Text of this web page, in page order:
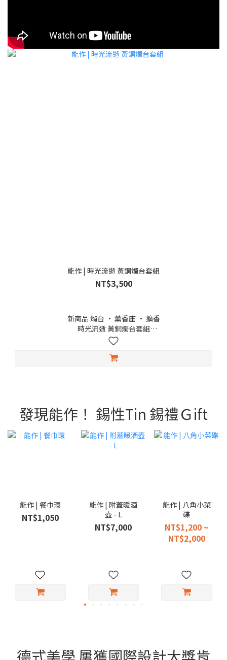
能作 | 時光流逝 黃銅燭台套組
NT$3,500
新商品 燭台 · 薰香座 · 擴香
時光流逝 黃銅燭台套組
這是一款能以聲音傳遞時間流逝的特別燭台套組，隨著蠟燭的慢
燭台部分以富山縣高岡市傳承已久的黃銅鑄造與金屬加工技術打
發現能作！ 錫性Tin 錫禮Ｇift
能作 | 餐巾環
NT$1,050
能作 | 附蓋暖酒
壺 - L
NT$7,000
能作 | 八角小菜
碟
NT$1,200 ~
NT$2,000
德式美學 屢獲國際設計大獎肯